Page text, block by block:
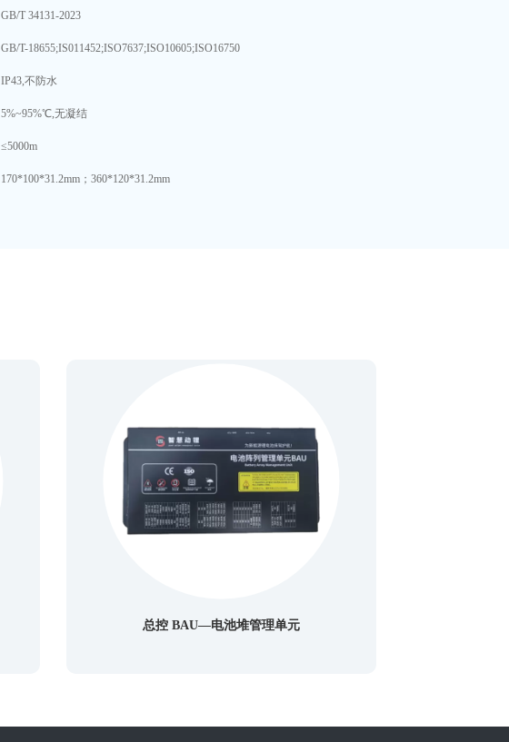
GB/T 34131-2023
GB/T-18655;IS011452;ISO7637;ISO10605;ISO16750
IP43,不防水
5%~95%℃,无凝结
≤5000m
170*100*31.2mm；360*120*31.2mm
总控 BAU—电池堆管理单元